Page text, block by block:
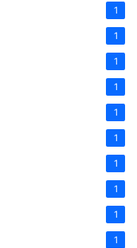
1
1
1
1
1
1
1
1
1
1